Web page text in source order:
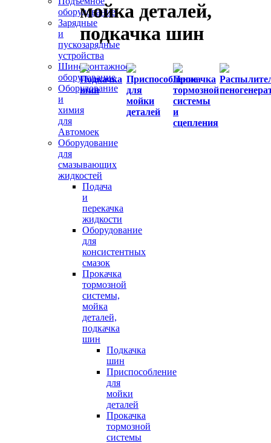
оборудование
Зарядные
и
пускозарядные
устройства
Шиномонтажное
оборудование
Оборудование
и
химия
для
Автомоек
Оборудование
для
смазывающих
жидкостей
Подача
и
перекачка
жидкости
Оборудование
для
консистентных
смазок
Прокачка
тормозной
системы,
мойка
деталей,
подкачка
шин
Подкачка
шин
Приспособление
для
мойки
деталей
Прокачка
тормозной
системы
мойка деталей,
подкачка шин
Подкачка
шин
Приспособление
для
мойки
деталей
Прокачка
тормозной
системы
и
сцепления